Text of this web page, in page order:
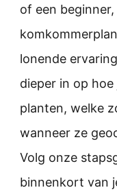
of een
lonende
dieper in op
planten, welke
wanneer ze
Volg onze
binnenkort van